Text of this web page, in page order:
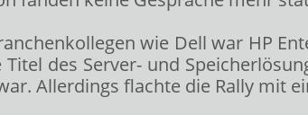
wie Dell war HP
des Server- und
Allerdings flachte die Rally mit